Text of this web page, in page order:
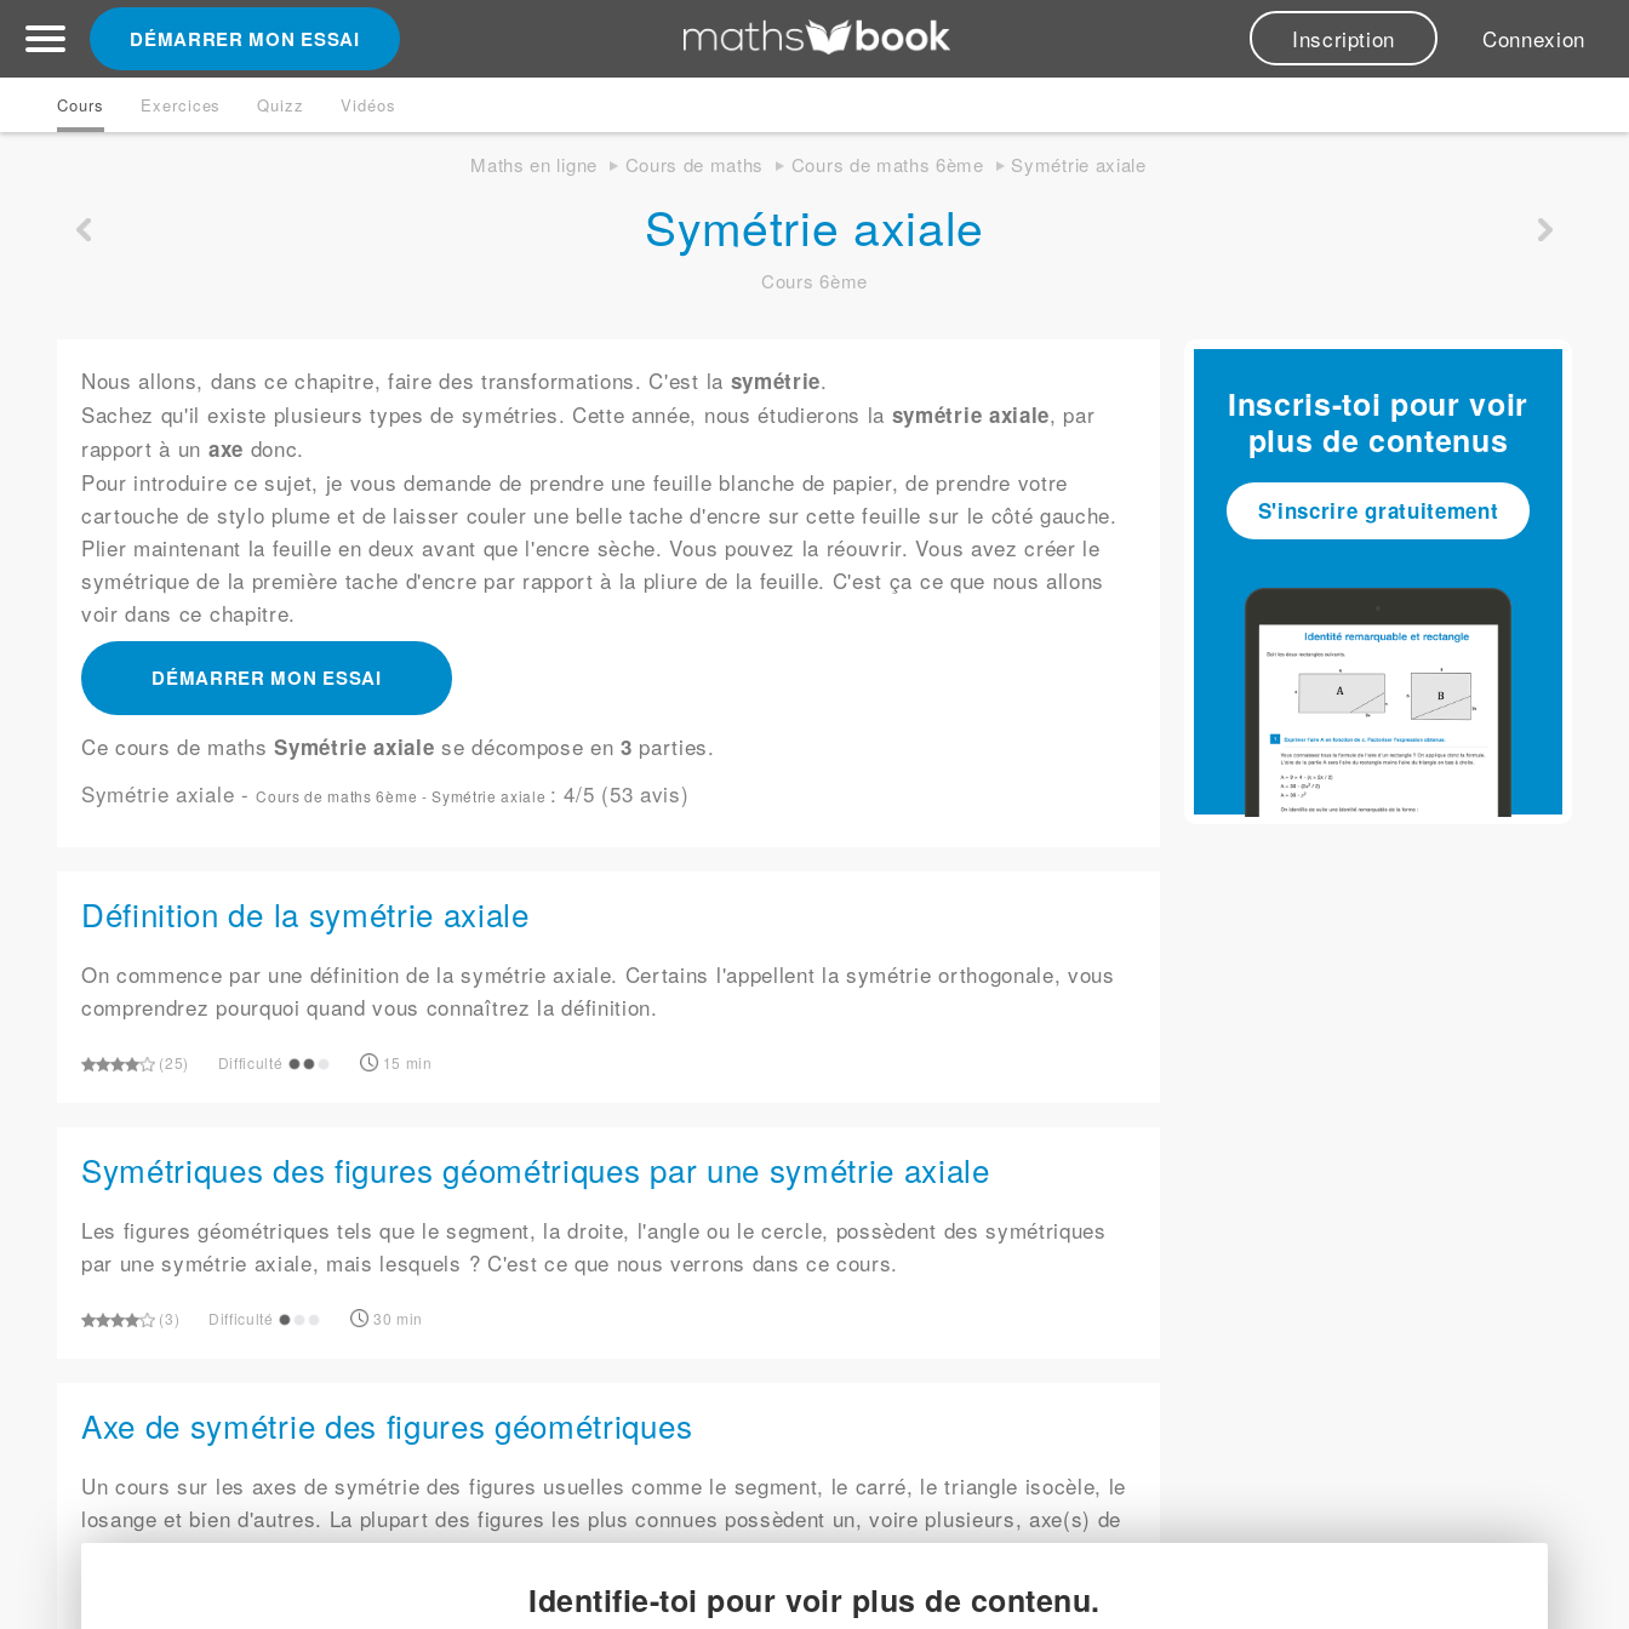
DÉMARRER MON ESSAI Inscription Connexion
Cours Exercices Quizz Vidéos
Maths en ligne Cours de maths Cours de maths 6ème Symétrie axiale
Symétrie axiale
Cours 6ème
Inscris-toi pour voir
plus de contenus
S'inscrire gratuitement
Nous allons, dans ce chapitre, faire des transformations. C'est la symétrie.
Sachez qu'il existe plusieurs types de symétries. Cette année, nous étudierons la symétrie axiale, par
rapport à un axe donc.
Pour introduire ce sujet, je vous demande de prendre une feuille blanche de papier, de prendre votre
cartouche de stylo plume et de laisser couler une belle tache d'encre sur cette feuille sur le côté gauche.
Plier maintenant la feuille en deux avant que l'encre sèche. Vous pouvez la réouvrir. Vous avez créer le
symétrique de la première tache d'encre par rapport à la pliure de la feuille. C'est ça ce que nous allons
voir dans ce chapitre.
DÉMARRER MON ESSAI
Ce cours de mathsSymétrie axialese décompose en3 parties.
Symétrie axiale -Cours de maths 6ème - Symétrie axiale :4/5 (53 avis)
Définition de la symétrie axiale
On commence par une définition de la symétrie axiale. Certains l'appellent la symétrie orthogonale, vous
comprendrez pourquoi quand vous connaîtrez la définition.
(25) Difficulté 15 min
Symétriques des figures géométriques par une symétrie axiale
Les figures géométriques tels que le segment, la droite, l'angle ou le cercle, possèdent des symétriques
par une symétrie axiale, mais lesquels ? C'est ce que nous verrons dans ce cours.
(3) Difficulté 30 min
Axe de symétrie des figures géométriques
Un cours sur les axes de symétrie des figures usuelles comme le segment, le carré, le triangle isocèle, le
losange et bien d'autres. La plupart des figures les plus connues possèdent un, voire plusieurs, axe(s) de
symétrie.
Identifie-toi pour voir plus de contenu.